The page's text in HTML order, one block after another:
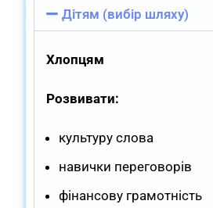
Дітям (вибір шляху)
Хлопцям
Розвивати:
культуру слова
навички переговорів
фінансову грамотність